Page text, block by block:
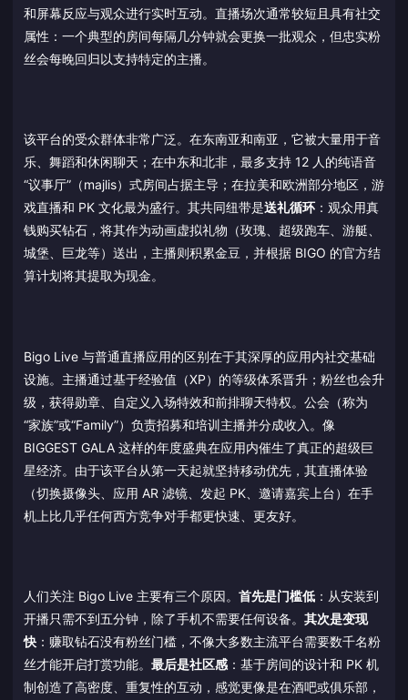
和屏幕反应与观众进行实时互动。直播场次通常较短且具有社交
属性：一个典型的房间每隔几分钟就会更换一批观众，但忠实粉
丝会每晚回归以支持特定的主播。
该平台的受众群体非常广泛。在东南亚和南亚，它被大量用于音
乐、舞蹈和休闲聊天；在中东和北非，最多支持 12 人的纯语音
“议事厅”（majlis）式房间占据主导；在拉美和欧洲部分地区，游
戏直播和 PK 文化最为盛行。其共同纽带是送礼循环 ：观众用真
钱购买钻石，将其作为动画虚拟礼物（玫瑰、超级跑车、游艇、
城堡、巨龙等）送出，主播则积累金豆，并根据 BIGO 的官方结
算计划将其提取为现金。
Bigo Live 与普通直播应用的区别在于其深厚的应用内社交基础
设施。主播通过基于经验值（XP）的等级体系晋升；粉丝也会升
级，获得勋章、自定义入场特效和前排聊天特权。公会（称为
“家族”或“Family”）负责招募和培训主播并分成收入。像
BIGGEST GALA 这样的年度盛典在应用内催生了真正的超级巨
星经济。由于该平台从第一天起就坚持移动优先，其直播体验
（切换摄像头、应用 AR 滤镜、发起 PK、邀请嘉宾上台）在手
机上比几乎任何西方竞争对手都更快速、更友好。
人们关注 Bigo Live 主要有三个原因。 首先是门槛低 ：从安装到
开播只需不到五分钟，除了手机不需要任何设备。 其次是变现
快 ：赚取钻石没有粉丝门槛，不像大多数主流平台需要数千名粉
丝才能开启打赏功能。 最后是社区感 ：基于房间的设计和 PK 机
制创造了高密度、重复性的互动，感觉更像是在酒吧或俱乐部，